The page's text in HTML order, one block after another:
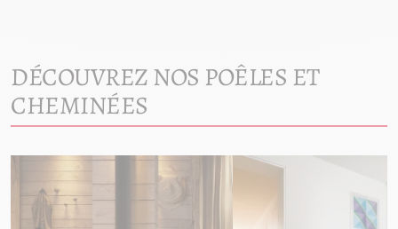
DÉCOUVREZ NOS POÊLES ET
CHEMINÉES